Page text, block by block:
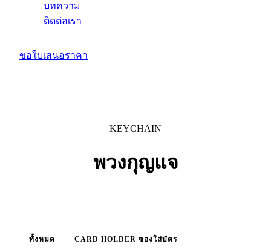
บทความ
ติดต่อเรา
ขอใบเสนอราคา
KEYCHAIN
พวงกุญแจ
ทั้งหมด CARD HOLDER ซองใส่บัตร